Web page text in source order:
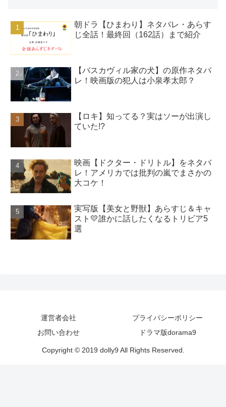
朝ドラ【ひまわり】ネタバレ・あらす
じ全話！最終回（162話）まで紹介
【バスカヴィル家の犬】の原作ネタバ
レ！映画版の犯人は小泉孝太郎？
【ロキ】知ってる？実はソーが出演し
ていた!?
映画【ドクター・ドリトル】をネタバ
レ！アメリカでは批判の嵐でまさかの
大コケ！
実写版【美女と野獣】あらすじ＆キャ
スト💛誰かに話したくなるトリビア5
選
運営者会社
プライバシーポリシー
お問い合わせ
ドラマ版dorama9
Copyright © 2019 dolly9 All Rights Reserved.